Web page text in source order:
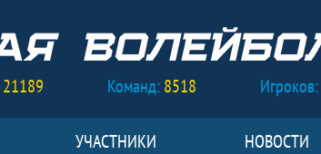
21189 Команд:8518 Игроков:
УЧАСТНИКИ НОВОСТИ